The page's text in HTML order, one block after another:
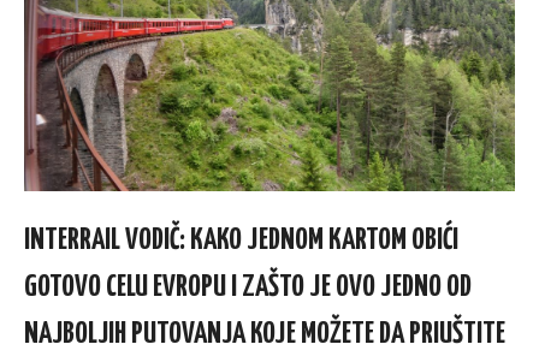
INTERRAIL VODIČ: KAKO JEDNOM KARTOM OBIĆI
GOTOVO CELU EVROPU I ZAŠTO JE OVO JEDNO OD
NAJBOLJIH PUTOVANJA KOJE MOŽETE DA PRIUŠTITE